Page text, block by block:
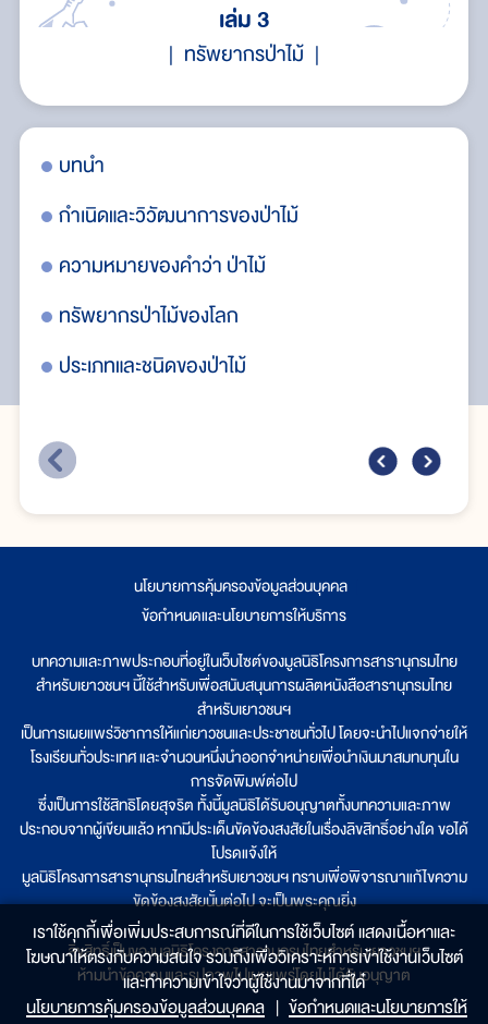
เล่ม 3
ทรัพยากรป่าไม้
บทนำ
กำเนิดและวิวัฒนาการของป่าไม้
ความหมายของคำว่า ป่าไม้
ทรัพยากรป่าไม้ของโลก
ประเภทและชนิดของป่าไม้
นโยบายการคุ้มครองข้อมูลส่วนบุคคล
ข้อกำหนดและนโยบายการให้บริการ
บทความและภาพประกอบที่อยู่ในเว็บไซต์ของมูลนิธิโครงการสารานุกรมไทย
สำหรับเยาวชนฯ นี้ใช้สำหรับเพื่อสนับสนุนการผลิตหนังสือสารานุกรมไทย
สำหรับเยาวชนฯ
เป็นการเผยแพร่วิชาการให้แก่เยาวชนและประชาชนทั่วไป โดยจะนำไปแจกจ่ายให้
โรงเรียนทั่วประเทศ และจำนวนหนึ่งนำออกจำหน่ายเพื่อนำเงินมาสมทบทุนใน
การจัดพิมพ์ต่อไป
ซึ่งเป็นการใช้สิทธิโดยสุจริต ทั้งนี้มูลนิธิได้รับอนุญาตทั้งบทความและภาพ
ประกอบจากผู้เขียนแล้ว หากมีประเด็นขัดข้องสงสัยในเรื่องลิขสิทธิ์อย่างใด ขอได้
โปรดแจ้งให้
มูลนิธิโครงการสารานุกรมไทยสำหรับเยาวชนฯ ทราบเพื่อพิจารณาแก้ไขความ
ขัดข้องสงสัยนั้นต่อไป จะเป็นพระคุณยิ่ง
ลิขสิทธิ์เป็นของมูลนิธิโครงการสารานุกรมไทยสำหรับเยาวชนฯ
ห้ามนำข้อความและรูปภาพไปเผยแพร่โดยไม่ได้รับอนุญาต
เราใช้คุกกี้เพื่อเพิ่มประสบการณ์ที่ดีในการใช้เว็บไซต์ แสดงเนื้อหาและ
โฆษณาให้ตรงกับความสนใจ รวมถึงเพื่อวิเคราะห์การเข้าใช้งานเว็บไซต์
และทำความเข้าใจว่าผู้ใช้งานมาจากที่ใด๋
นโยบายการคุ้มครองข้อมูลส่วนบุคคล | ข้อกำหนดและนโยบายการให้